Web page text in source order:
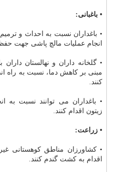
• باغبانی:
• باغداران نسبت به احداث و
انجام عملیات مالچ پاشی جهت
• گلخانه داران و نهالستان
مبنی بر كاهش دما، نسبت به راه
كنند.
• باغداران می توانند نسبت به
زیتون اقدام كنند.
• زراعت:
• كشاورزان مناطق كوهستانی
اقدام به كشت گندم كنند.